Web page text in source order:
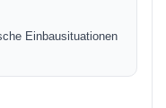
Einbausituationen